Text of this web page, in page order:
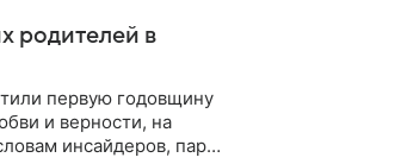
родителей в
первую годовщину
и верности, на
инсайдеров, пара